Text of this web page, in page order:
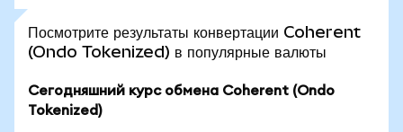
Посмотрите результаты конвертации Coherent
(Ondo Tokenized) в популярные валюты
Сегодняшний курс обмена Coherent (Ondo
Tokenized)